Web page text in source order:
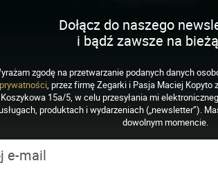
L M
To przede wszystkim współdziałanie
"tykanie" oraz wskazania czasu; ze
Dołącz do naszego
i bądź zawsze na
zgodę na przetwarzanie podanych danych
, przez firmę Zegarki i Pasja Maciej Kopyto
Koszykowa 15a/5, w celu przesyłania mi
produktach i wydarzeniach („newsletter”).
dowolnym momencie.